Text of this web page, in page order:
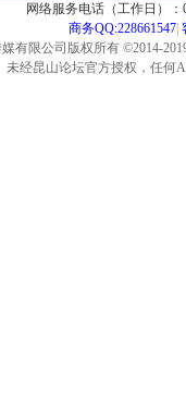
网络服务电话（工作日）：
商务QQ:228661547|
有限公司版权所有 ©2014-
未经昆山论坛官方授权，任何